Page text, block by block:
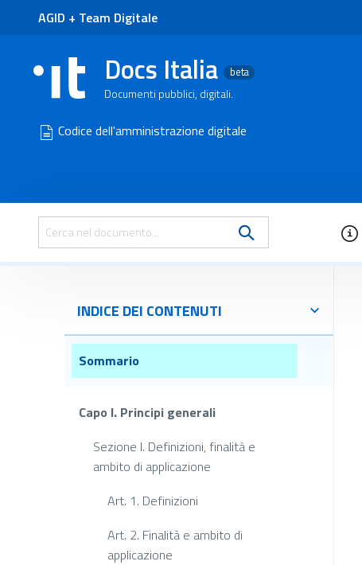
AGID + Team Digitale
Docs Italia beta
Documenti pubblici, digitali.
Codice dell'amministrazione digitale
Cerca nel documento
INDICE DEI CONTENUTI
Sommario
Capo I. Principi generali
Sezione I. Definizioni, finalità e
ambito di applicazione
Art. 1. Definizioni
Art. 2. Finalità e ambito di
applicazione